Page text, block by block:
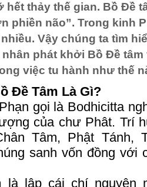
hết thảy thế gian. Bồ Đề
phiền não”. Trong kinh
Vậy chúng ta tìm
nhân phát khởi Bồ Đề
việc tu hành như thế
Đề Tâm Là Gì?
gọi là Bodhicitta
của chư Phât. Trí
Tâm, Phật Tánh,
sanh vốn đồng với
là lập cái chí nguyện